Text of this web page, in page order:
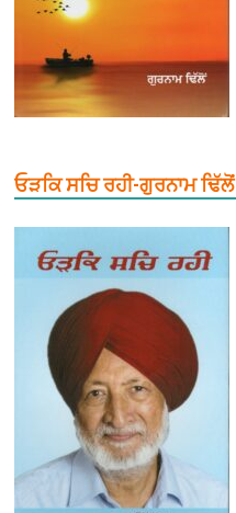
ਓੜਕਿ ਸਚਿ ਰਹੀ-ਗੁਰਨਾਮ ਢਿੱਲੋਂ